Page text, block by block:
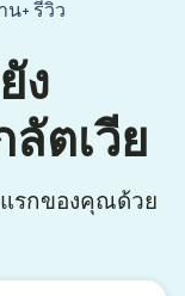
น+ รีวิว
(เปิดในหน้าต่
ง
ลัตเวีย
รกของคุณด้วย